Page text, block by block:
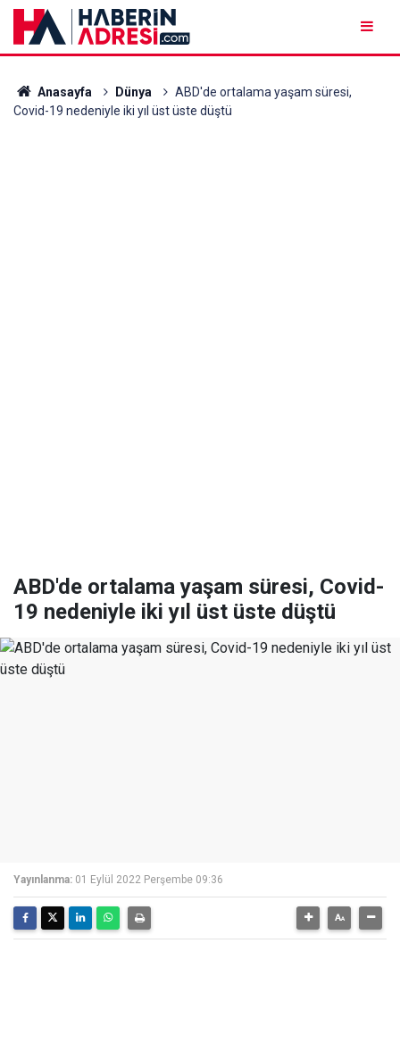
Anasayfa Dünya
ABD'de ortalama yaşam süresi,
Covid-19 nedeniyle iki yıl üst üste düştü
ABD'de ortalama yaşam süresi, Covid-
19 nedeniyle iki yıl üst üste düştü
Yayınlanma: 01 Eylül 2022 Perşembe 09:36